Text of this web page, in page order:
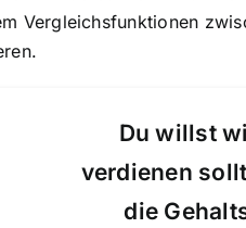
Vergleichsfunktionen
Du willst
verdienen
die